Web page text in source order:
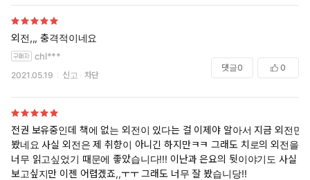
외전,,, 충격적이네요
chl***
2021.05.19 신고 차단
댓글0 0
전권 보유중인데 책에 없는 외전이 있다는 걸 이제야 알아서 지금 외전만
봤네요 사실 외전은 제 취향이 아니긴 하지만ㅋㅋ 그래도 치로의 외전을
너무 읽고싶었기 때문에 좋았습니다!!! 이난과 은요의 뒷이야기도 사실 더
보고싶지만 이젠 어렵겠죠,,ㅜㅜ 그래도 너무 잘 봤습니당!!